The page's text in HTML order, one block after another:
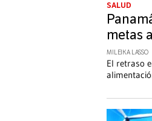
SALUD
metas
MILEIKA LASSO
El retraso